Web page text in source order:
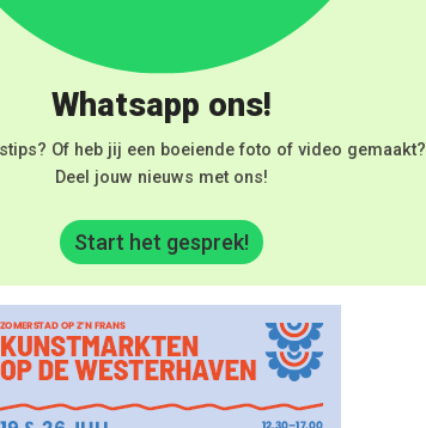
Whatsapp ons!
Of heb jij een boeiende foto of video gemaakt?
Deel jouw nieuws met ons!
Start het gesprek!